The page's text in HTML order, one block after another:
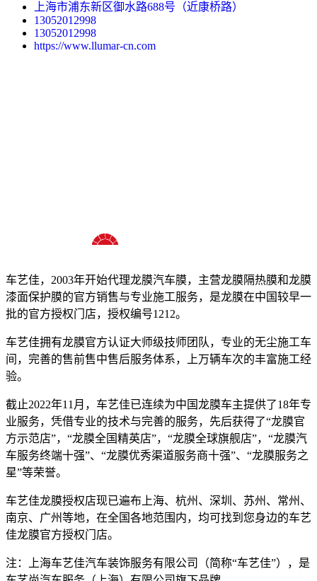
上海市浦东新区御水路688号（近康桥路）
13052012998
13052012998
https://www.llumar-cn.com
车艺佳，2003年开始代理龙膜汽车膜，主营龙膜隔热膜和龙膜
漆面保护膜的官方销售与专业施工服务，是龙膜在中国较早一
批的官方授权门店，授权编号1212。
车艺佳拥有龙膜官方认证大师级技师团队，专业的无尘施工车
间，完善的售前售中售后服务体系，上万辆车次的丰富施工经
验。
截止2022年11月，车艺佳已连续为中国龙膜车主提供了18年专
业服务，凭借专业的技术与完善的服务，先后获得了“龙膜官
方示范店”，“龙膜全国精英店”，“龙膜全球旗舰店”，“龙膜汽
车服务终端十强”、“龙膜优秀渠道服务商十强”、“龙膜服务之
星”等荣誉。
车艺佳龙膜授权店现已遍布上海、杭州、深圳、苏州、常州、
南京、广州等地，在全国各地范围内，均可找到您身边的车艺
佳龙膜官方授权门店。
注：上海车艺佳汽车装饰服务有限公司（简称“车艺佳”），是